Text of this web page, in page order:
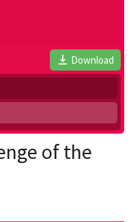
Download
of the